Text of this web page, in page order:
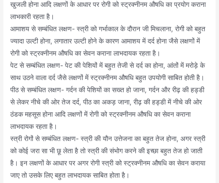
खुजली होना आदि लक्षणों के आधार पर रोगी को स्ट्रक्नीनम औषधि का प्रयोग कराना
लाभकारी रहता है।
आमाशय से सम्बंधित लक्षण- स्त्री को गर्भाकाल के दौरान जी मिचलाना, रोगी को बहुत
ज्यादा उल्टी होना, लगातार उल्टी होने के कारण आमाशय में दर्द होना जैसे लक्षणों में
रोगी को स्ट्रक्नीनम औषधि का सेवन कराना लाभदायक रहता है।
पेट से सम्बंधित लक्षण- पेट की पेशियों में बहुत तेजी से दर्द का होना, आंतों में मरोड़े के
साथ उठने वाला दर्द जैसे लक्षणों में स्ट्रक्नीनम औषधि बहुत उपयोगी साबित होती है।
पीठ से सम्बंधित लक्षण- गर्दन की पेशियों का सख्त हो जाना, गर्दन और रीढ़ की हड्डी
से लेकर नीचे की ओर तेज दर्द, पीठ का अकड़ जाना, रीढ़ की हड्डी में नीचे की ओर
ठंडक महसूस होना आदि लक्षणों में रोगी को स्ट्रक्नीनम औषधि का सेवन कराना
लाभदायक रहता है।
स्त्री रोगों से सम्बंधित लक्षण- स्त्री की यौन उत्तेजना का बहुत तेज होना, अगर स्त्री
को कोई जरा सा भी छू लेता है तो स्त्री की संभोग करने की इच्छा बहुत तेज हो जाती
है। इन लक्षणों के आधार पर अगर रोगी स्त्री को स्ट्रक्नीनम औषधि का सेवन कराया
जाए तो उसके लिए बहुत लाभदायक साबित होता है।